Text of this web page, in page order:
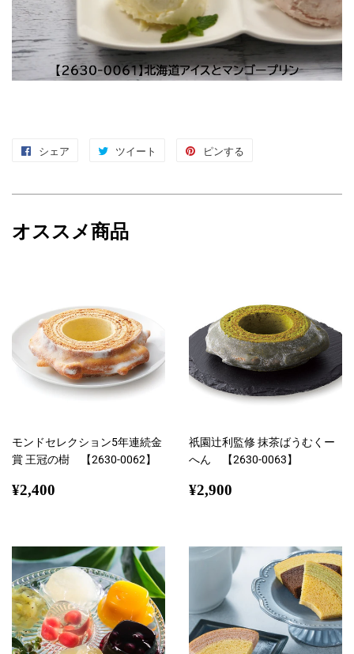
シェア
Facebook
シ
ェ
ツイート
Twitter
投
ピンする
ピ
オススメ商品
モンドセレクション5年連続金
賞 王冠の樹 【2630-0062】
通
¥2,400
祇園辻利監修 抹茶ばうむくー
へん 【2630-0063】
通
¥2,900